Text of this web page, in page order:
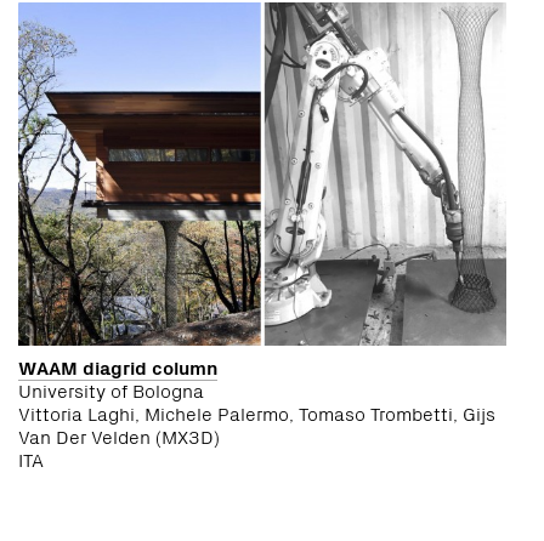
WAAM diagrid column
University of Bologna
Vittoria Laghi, Michele Palermo, Tomaso Trombetti, Gijs
Van Der Velden (MX3D)
ITA